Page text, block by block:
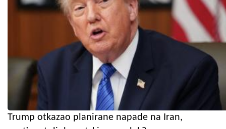
Trump otkazao planirane napade na Iran,